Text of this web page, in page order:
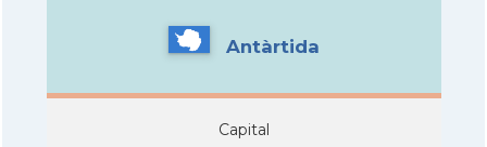
Antàrtida
Capital